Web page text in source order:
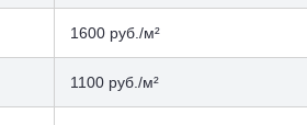
1600 руб./м²
1100 руб./м²